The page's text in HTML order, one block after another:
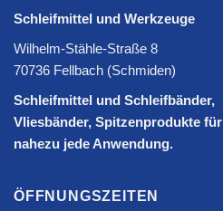
Schleifmittel und Werkzeuge
Wilhelm-Stähle-Straße 8
70736 Fellbach (Schmiden)
Schleifmittel und Schleifbänder,
Vliesbänder, Spitzenprodukte für
nahezu jede Anwendung.
ÖFFNUNGSZEITEN